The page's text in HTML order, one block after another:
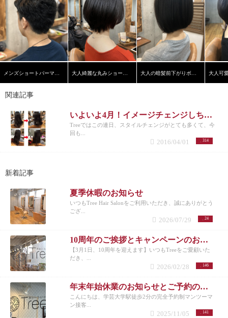
大人の暗髪前下がりボブ【学芸大学】【髪質改善】
関連記事
いよいよ4月！イメージチェンジしちゃいます！！
Treeではこの連日、スタイルチェンジがとても多くて、今
回も...
314
2016/04/01
新着記事
夏季休暇のお知らせ
いつもTree Hair Salonをご利用いただき、誠にありがとう
ござ...
24
2026/07/29
10周年のご挨拶とキャンペーンのお知らせ
【3月1日、10周年を迎えます】いつもTreeをご愛顧いた
だき、...
146
2026/02/28
年末年始休業のお知らせとご予約のお願い
こんにちは、学芸大学駅徒歩2分の完全予約制マンツーマ
ン接客...
141
2025/11/05